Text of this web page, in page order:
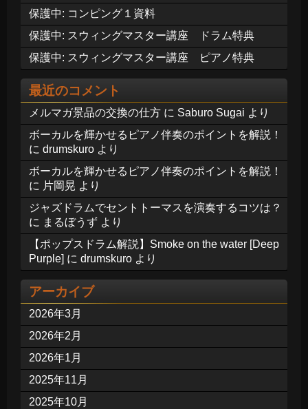
保護中: コンピング１資料
保護中: スウィングマスター講座 ドラム特典
保護中: スウィングマスター講座 ピアノ特典
最近のコメント
メルマガ景品の交換の仕方 に Saburo Sugai より
ボーカルを輝かせるピアノ伴奏のポイントを解説！
に drumskuro より
ボーカルを輝かせるピアノ伴奏のポイントを解説！
に 片岡晃 より
ジャズドラムでセントトーマスを演奏するコツは？
に まるぼうず より
【ポップスドラム解説】Smoke on the water [Deep
Purple] に drumskuro より
アーカイブ
2026年3月
2026年2月
2026年1月
2025年11月
2025年10月